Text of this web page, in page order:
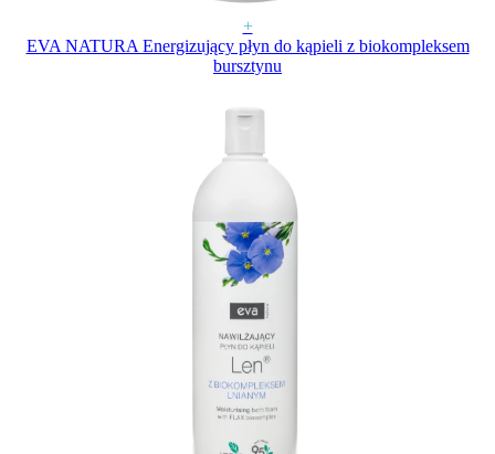
+
EVA NATURA Energizujący płyn do kąpieli z biokompleksem
bursztynu